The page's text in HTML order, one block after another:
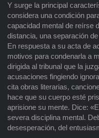
Y surge la principal
considera una condición
capacidad mental de reírse
distancia, una separación
En respuesta a su acta de
motivos para condenarla a
dirigida al tribunal que la
acusaciones fingiendo
cita obras literarias,
hace que su cuerpo esté
aprisione su mente. Dice:
severa disciplina mental.
desesperación, del